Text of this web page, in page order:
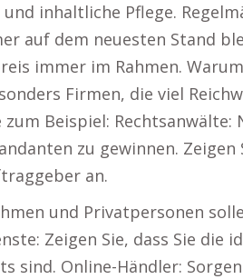
inhaltliche Pflege.
auf dem neuesten Stand
immer im Rahmen.
Firmen, die viel
Beispiel: Rechtsanwälte:
zu gewinnen.
an.
und Privatpersonen
Zeigen Sie, dass Sie die
sind. Online-Händler: